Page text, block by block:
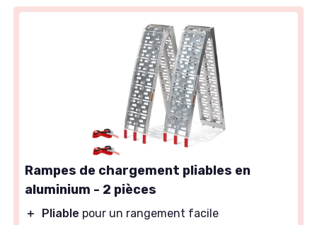
Rampes de chargement pliables en
aluminium - 2 pièces
＋ Pliable pour un rangement facile